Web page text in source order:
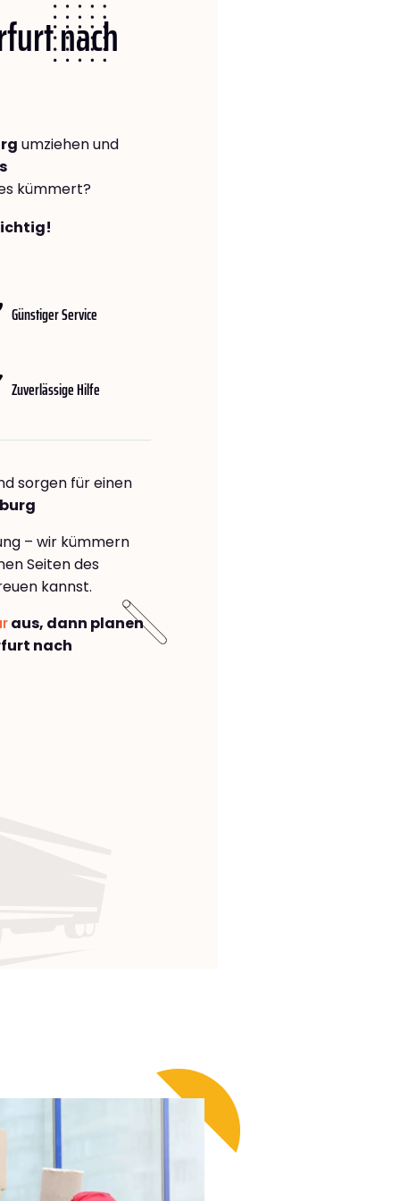
nach
umziehen und
kümmert?
Günstiger Service
Zuverlässige Hilfe
sorgen für einen
– wir kümmern
Seiten des
kannst.
aus, dann planen
nach